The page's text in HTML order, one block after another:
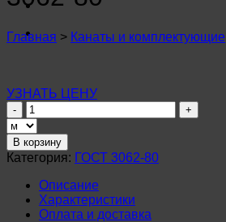
Главная > Канаты и комплектующие
УЗНАТЬ ЦЕНУ
Количество
товара
Канат
стальной
1,8мм
ГОСТ
3062-
80
В корзину
Категория: ГОСТ 3062-80
Описание
Характеристики
Оплата и доставка